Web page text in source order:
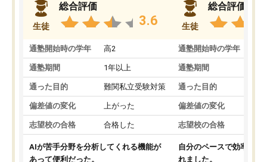
生徒
総合評価
3.6
通塾開始時の学年 高2
通塾期間 1年以上
通った目的 難関私立受験対策
偏差値の変化 上がった
志望校の合格 合格した
AIが苦手分野を分析してくれる機能が
あって便利だった。
生徒
総合評価
通塾開始時の学年
通塾期間
通った目的
偏差値の変化
志望校の合格
自分のペースで効率よく
れました。